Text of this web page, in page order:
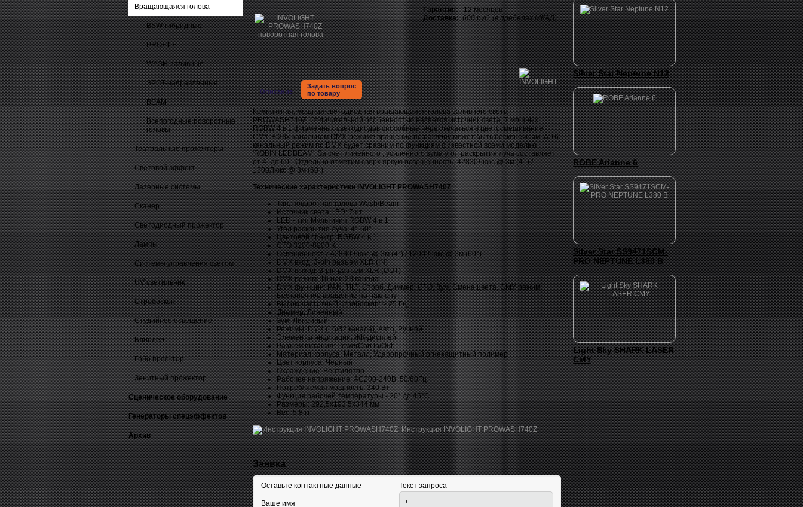
Вращающаяся голова
BSW-гибридные
PROFILE
WASH-заливные
SPOT-направленные
BEAM
Всепогодные поворотные
головы
Театральные прожекторы
Световой эффект
Лазерные системы
Сканер
Светодиодный прожектор
Лампы
Системы управления светом
UV светильник
Стробоскоп
Студийное освещение
Блиндер
Гобо проектор
Зенитный прожектор
Сценическое оборудование
Генераторы спецэффектов
Архив
Гарантия:12 месяцев
Доставка: 600 руб. (в пределах МКАД)
Описание
Задать вопрос
по товару
Компактная, мощная светодиодная вращающаяся голова заливного света
PROWASH740Z. Отличительной особенностью является источник света, 7 мощных
RGBW 4 в 1 фирменных светодиодов способные переключаться в цветосмешивание
CMY. В 23х-канальном DMX-режиме вращение по наклону может быть бесконечным. А 16-
канальный режим по DMX будет сравним по функциям с известной всеми моделью
'ROBIN LEDBEAM'. За счет линейного , усиленного зума угол раскрытия луча составляет
от 4` до 60`. Отдельно отметим сверх яркую освещенность, 42830Люкс @ 3м (4` ) /
1200Люкс @ 3м (60`) .
Технические характеристики INVOLIGHT PROWASH740Z:
Тип: поворотная голова Wash/Beam
Источник света LED: 7шт
LED - тип Мультичип RGBW 4 в 1
Угол раскрытия луча: 4°-60°
Цветовой спектр: RGBW 4 в 1
CTO 3200-8000 K
Освещенность: 42830 Люкс @ 3м (4°) / 1200 Люкс @ 3м (60°)
DMX вход: 3-pin разъем XLR (IN)
DMX выход: 3-pin разъем XLR (OUT)
DMX режим: 16 или 23 канала
DMX функции: PAN, TILT, Строб, Диммер, СТO, Зум, Смена цвета, CMY-режим,
Бесконечное вращение по наклону
Высокочастотный стробоскоп: > 25 Гц
Диммер: Линейный
Зум: Линейный
Режимы: DMX (16/32 канала), Авто, Ручной
Элементы индикации: ЖК-дисплей
Разъем питания: PowerCon In/Out
Материал корпуса: Металл, Ударопрочный огнезащитный полимер
Цвет корпуса: Черный
Охлаждение: Вентилятор
Рабочее напряжение: AC200-240В, 50/60Гц
Потребляемая мощность: 340 Вт
Функция рабочей температуры - 20° до 45°С
Размеры: 292,5x193,5x344 мм
Вес: 5.8 кг
Инструкция INVOLIGHT PROWASH740Z
Заявка
Оставьте контактные данные
Ваше имя
Текст запроса
Silver Star Neptune N12
ROBE Arianne 6
Silver Star SS9471SCM-
PRO NEPTUNE L380 B
Light Sky SHARK LASER
CMY